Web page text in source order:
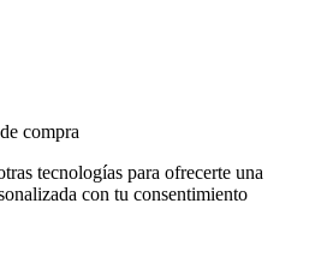
compra
tecnologías para ofrecerte una
con tu consentimiento